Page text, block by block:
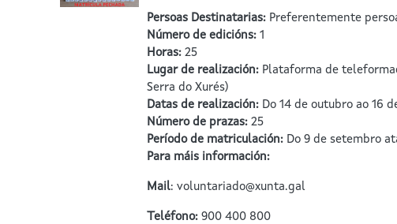
Persoas Destinatarias: Preferentemente
Número de edicións: 1
Horas: 25
Lugar de realización: Plataforma de
Serra do Xurés)
Datas de realización: Do 14 de outubro ao 16
Número de prazas: 25
Período de matriculación: Do 9 de setembro
Para máis información:
Mail: voluntariado@xunta.gal
Teléfono: 900 400 800